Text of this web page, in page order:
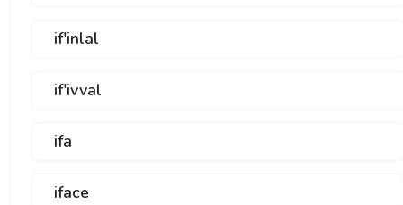
if'inlal
if'ivval
ifa
iface